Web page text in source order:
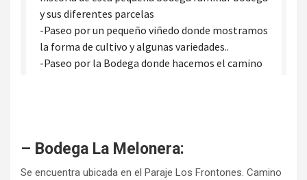
– Bodega La Melonera:
Se encuentra ubicada en el Paraje Los Frontones. Camino